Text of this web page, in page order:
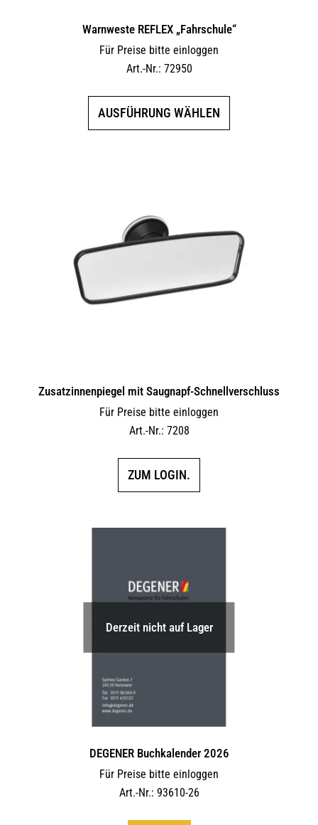
Warnweste REFLEX „Fahrschule“
Für Preise bitte einloggen
Art.-Nr.: 72950
AUSFÜHRUNG WÄHLEN
Optionen
können
auf
Zusatzinnenpiegel mit Saugnapf-Schnellverschluss
Für Preise bitte einloggen
Art.-Nr.: 7208
ZUM LOGIN.
Derzeit nicht auf Lager
DEGENER Buchkalender 2026
Für Preise bitte einloggen
Art.-Nr.: 93610-26